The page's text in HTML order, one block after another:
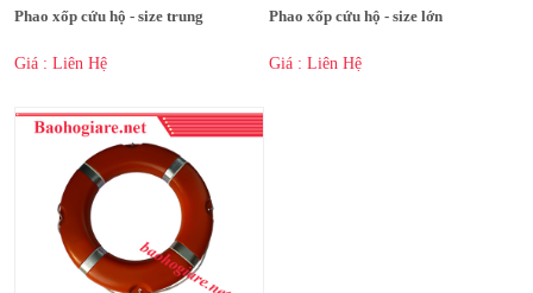
Phao xốp cứu hộ - size trung
Giá : Liên Hệ
Phao xốp cứu hộ - size lớn
Giá : Liên Hệ